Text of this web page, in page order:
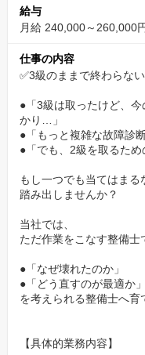
チームで支え合う「
不具合の原因が特定でき
周囲の先輩たちが自然と
文化があります 。
中途入社者に対しても「
う姿勢で接するため、
職場に馴染むまでのスト
す。
を。」
奈良ダイハツは1952年の
ーラーとして、約35,000
ました。
ち」を企業目的の核に据え
給与
月給 240,000～260,000
仕事の内容
✅3級のままで終わらな
●「3級は取ったけど、
かり…」
●「もっと複雑な故障診
●「でも、2級を取るため
もし一つでも当てはま
踏み出しませんか？
当社では、
ただ作業をこなす整備士
●「なぜ壊れたのか」
●「どう直すのが最適か」
を考えられる整備士へ育
【具体的業務内容】